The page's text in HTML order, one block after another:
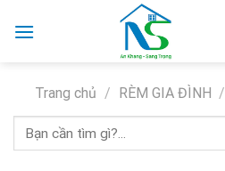
Trang chủ / RÈM GIA ĐÌNH /
Tìm
kiếm: